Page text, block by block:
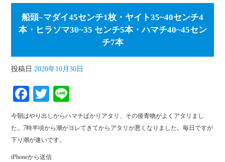
船頭–マダイ45センチ1枚・ヤイト35~40センチ4
本・ヒラソマ30~35 センチ5本・ハマチ40~45セン
チ7本
投稿日 2020年10月30日
Fa
ce
bo
ok
T
wi
tte
r
ne
今朝はやり出しからハマチばかりアタリ、その後青物がよくアタリまし
た。7時半頃から潮がヨレてきてからアタリが悪くなりました。毎日ですが
下り潮が速いです。
iPhoneから送信